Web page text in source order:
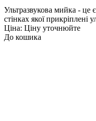
Ультразвукова мийка - це
стінках якої прикріплені
Ціна: Ціну уточнюйте
До кошика